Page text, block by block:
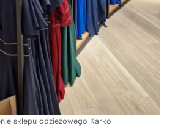
sklepu odzieżowego Karko